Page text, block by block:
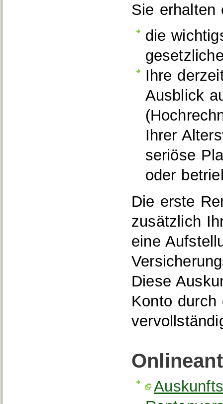
Sie erhalten
die
Ihre
Ausblick
Ihrer
seriöse
oder
Die erste
zusätzlich
eine
Diese
Konto durch